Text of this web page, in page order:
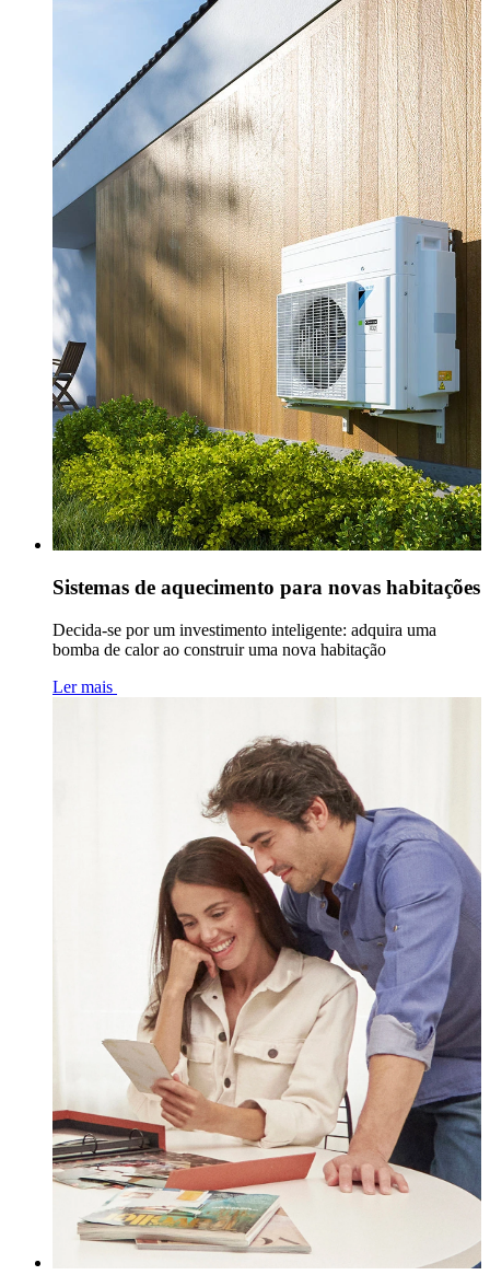
Sistemas de aquecimento para novas habitações
Decida-se por um investimento inteligente: adquira uma
bomba de calor ao construir uma nova habitação
Ler mais